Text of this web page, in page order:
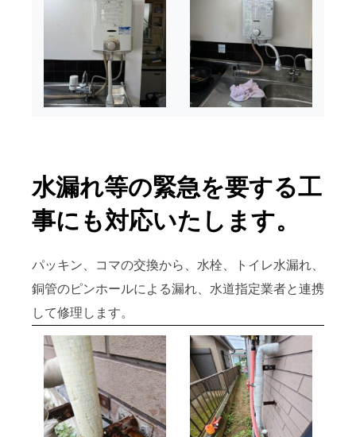
水漏れ等の緊急を要する工
事にも対応いたします。
パッキン、コマの交換から、水栓、トイレ水漏れ、
銅管のピンホールによる漏れ、水道指定業者と連携
して修理します。